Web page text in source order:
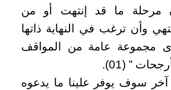
مرحلة ما قد إنتهت أو من
وأن ترغب في النهاية ذاتها
مجموعة عامة من المواقف
” (01).
سوف يوفر علينا ما يدعوه